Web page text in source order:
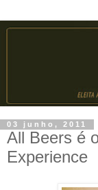
03 junho, 2011
All Beers é
Experience